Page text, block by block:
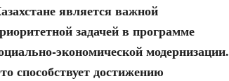
является важной
задачей в программе
экономической модернизации.
способствует достижению